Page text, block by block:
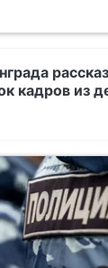
кадров из